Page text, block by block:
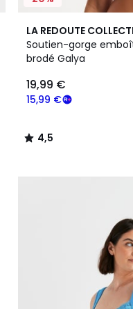
LA REDOUTE
Soutien-gorge
brodé Galya
15,99 €
19,99 €
4,5
/ 5
4
Couleurs
4,5
/